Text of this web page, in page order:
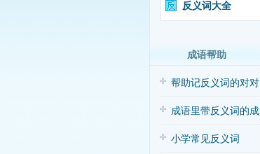
反义词大全
成语帮助
帮助记反义词的对对
子歌
成语里带反义词的成
语
小学常见反义词